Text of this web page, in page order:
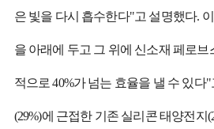
은 빛을 다시 흡수한다"고 설명했다.
을 아래에 두고 그 위에 신소재 페로
적으로 40%가 넘는 효율을 낼 수 있다
(29%)에 근접한 기존 실리콘 태양전지